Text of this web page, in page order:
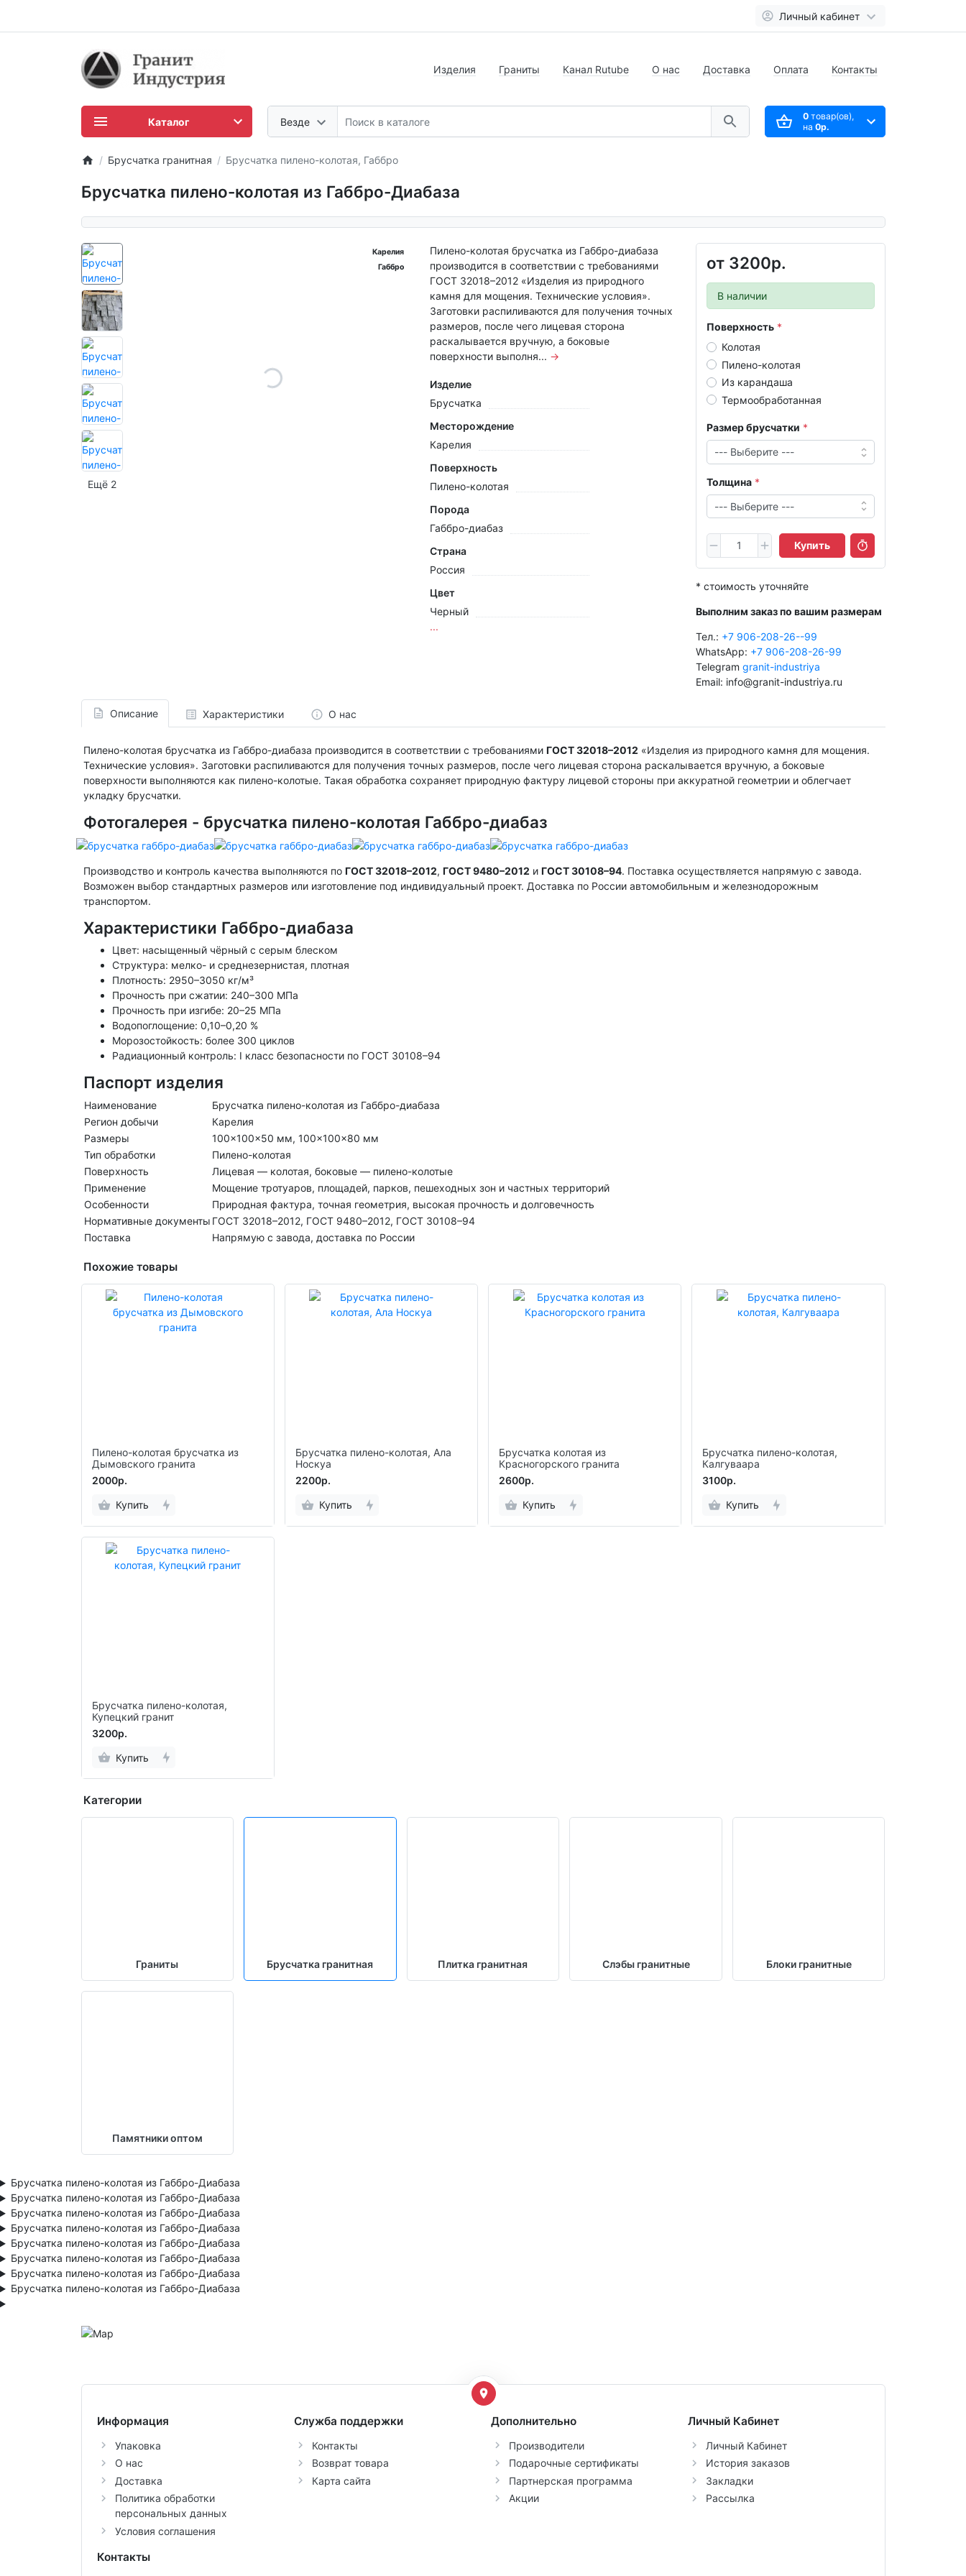
Личный кабинет
Везде
Изделия Граниты Канал Rutube О нас Доставка Оплата Контакты
0товар(ов),
на 0р.
Каталог
Брусчатка гранитная Брусчатка пилено-колотая, Габбро
Брусчатка пилено-колотая из Габбро-Диабаза
Ещё 2
Карелия
Габбро
от 3200р.
В наличии
Поверхность
Колотая
Пилено-колотая
Из карандаша
Термообработанная
Размер брусчатки
Толщина
Купить
* стоимость уточняйте
Выполним заказ по вашим размерам
Тел.: +7 906-208-26--99
WhatsApp: +7 906-208-26-99
Telegram granit-industriya
Email: info@granit-industriya.ru
Пилено-колотая брусчатка из Габбро-диабаза
производится в соответствии с требованиями
ГОСТ 32018–2012 «Изделия из природного
камня для мощения. Технические условия».
Заготовки распиливаются для получения точных
размеров, после чего лицевая сторона
раскалывается вручную, а боковые
поверхности выполня... →
Изделие
Брусчатка
Месторождение
Карелия
Поверхность
Пилено-колотая
Порода
Габбро-диабаз
Страна
Россия
Цвет
Черный
...
Описание Характеристики О нас
Пилено-колотая брусчатка из Габбро-диабаза производится в соответствии с требованиями ГОСТ 32018–2012 «Изделия из природного камня для мощения.
Технические условия». Заготовки распиливаются для получения точных размеров, после чего лицевая сторона раскалывается вручную, а боковые
поверхности выполняются как пилено-колотые. Такая обработка сохраняет природную фактуру лицевой стороны при аккуратной геометрии и облегчает
укладку брусчатки.
Фотогалерея - брусчатка пилено-колотая Габбро-диабаз
Производство и контроль качества выполняются по ГОСТ 32018–2012, ГОСТ 9480–2012 и ГОСТ 30108–94. Поставка осуществляется напрямую с завода.
Возможен выбор стандартных размеров или изготовление под индивидуальный проект. Доставка по России автомобильным и железнодорожным
транспортом.
Характеристики Габбро-диабаза
Цвет: насыщенный чёрный с серым блеском
Структура: мелко- и среднезернистая, плотная
Плотность: 2950–3050 кг/м³
Прочность при сжатии: 240–300 МПа
Прочность при изгибе: 20–25 МПа
Водопоглощение: 0,10–0,20 %
Морозостойкость: более 300 циклов
Радиационный контроль: I класс безопасности по ГОСТ 30108–94
Паспорт изделия
Наименование
Брусчатка пилено-колотая из Габбро-диабаза
Регион добычи
Карелия
Размеры
100×100×50 мм, 100×100×80 мм
Тип обработки
Пилено-колотая
Поверхность
Лицевая — колотая, боковые — пилено-колотые
Применение
Мощение тротуаров, площадей, парков, пешеходных зон и частных территорий
Особенности
Природная фактура, точная геометрия, высокая прочность и долговечность
Нормативные документы ГОСТ 32018–2012, ГОСТ 9480–2012, ГОСТ 30108–94
Поставка
Напрямую с завода, доставка по России
Похожие товары
Пилено-колотая брусчатка из
Дымовского гранита
2000р.
Купить
Брусчатка пилено-колотая, Ала
Носкуа
2200р.
Купить
Брусчатка колотая из
Красногорского гранита
2600р.
Купить
Брусчатка пилено-колотая,
Калгуваара
3100р.
Купить
Брусчатка пилено-колотая,
Купецкий гранит
3200р.
Купить
Категории
Граниты Брусчатка гранитная Плитка гранитная Слэбы гранитные Блоки гранитные
Памятники оптом
Брусчатка пилено-колотая из Габбро-Диабаза
Брусчатка пилено-колотая из Габбро-Диабаза
Брусчатка пилено-колотая из Габбро-Диабаза
Брусчатка пилено-колотая из Габбро-Диабаза
Брусчатка пилено-колотая из Габбро-Диабаза
Брусчатка пилено-колотая из Габбро-Диабаза
Брусчатка пилено-колотая из Габбро-Диабаза
Брусчатка пилено-колотая из Габбро-Диабаза
Информация
Упаковка
О нас
Доставка
Политика обработки
персональных данных
Условия соглашения
Служба поддержки
Контакты
Возврат товара
Карта сайта
Дополнительно
Производители
Подарочные сертификаты
Партнерская программа
Акции
Личный Кабинет
Личный Кабинет
История заказов
Закладки
Рассылка
Контакты